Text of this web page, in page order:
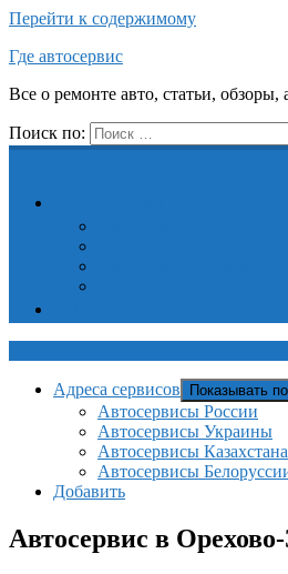
Перейти к содержимому
Где автосервис
Все о ремонте авто, статьи,
Поиск по:
Адреса сервисов Показывать
Автосервисы России
Автосервисы Украины
Автосервисы Казахстана
Автосервисы
Добавить
Автосервис в Орехово-